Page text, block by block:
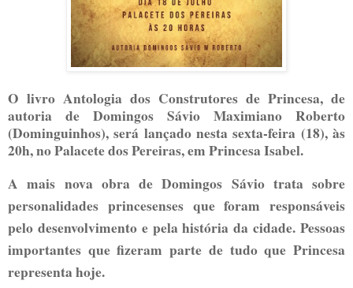
O livro Antologia dos Construtores de Princesa, de
autoria de Domingos Sávio Maximiano Roberto
(Dominguinhos), será lançado nesta sexta-feira (18), às
20h, no Palacete dos Pereiras, em Princesa Isabel.
A mais nova obra de Domingos Sávio trata sobre
personalidades princesenses que foram responsáveis
pelo desenvolvimento e pela história da cidade. Pessoas
importantes que fizeram parte de tudo que Princesa
representa hoje.